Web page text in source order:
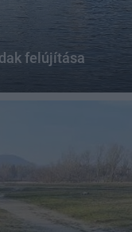
felújítása